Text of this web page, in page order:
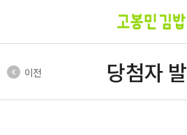
이전 당첨자